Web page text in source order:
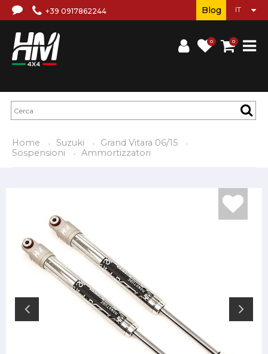
+39 0917862244
0 0
Blog
Home Suzuki
Grand Vitara 06/15
Sospensioni
Ammortizzatori